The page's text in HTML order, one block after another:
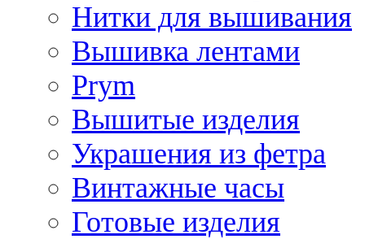
Нитки для вышивания
Вышивка лентами
Prym
Вышитые изделия
Украшения из фетра
Винтажные часы
Готовые изделия